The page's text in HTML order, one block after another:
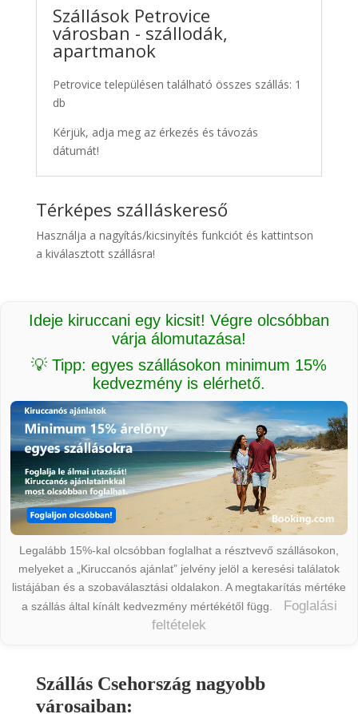
Szállások Petrovice
városban - szállodák,
apartmanok
Petrovice településen található összes szállás: 1
db
Kérjük, adja meg az érkezés és távozás
dátumát!
Térképes szálláskereső
Használja a nagyítás/kicsinyítés funkciót és kattintson
a kiválasztott szállásra!
Ideje kiruccani egy kicsit! Végre olcsóbban
várja álomutazása!
💡 Tipp: egyes szállásokon minimum 15%
kedvezmény is elérhető.
Legalább 15%-kal olcsóbban foglalhat a résztvevő szállásokon,
melyeket a „Kiruccanós ajánlat” jelvény jelöl a keresési találatok
listájában és a szobaválasztási oldalakon. A megtakarítás mértéke
a szállás által kínált kedvezmény mértékétől függ.
Foglalási
feltételek
Szállás Csehország nagyobb
városaiban: